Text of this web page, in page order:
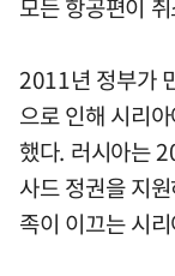
모든 항공편이
2011년 정부가
으로 인해 시리
했다. 러시아는
사드 정권을 지
족이 이끄는 시